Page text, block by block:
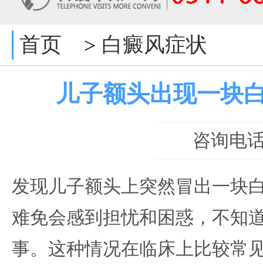
首页 > 白癜风症状
儿子额头出现一块
咨询电
发现儿子额头上突然冒出一块
难免会感到担忧和困惑，不知
事。这种情况在临床上比较常